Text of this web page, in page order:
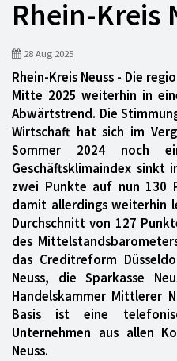
Rhein-Kreis
28 Aug 2025
Rhein-Kreis Neuss - Die
Mitte 2025 weiterhin in
Abwärtstrend. Die
Wirtschaft hat sich im
Sommer 2024 noch
Geschäftsklimaindex sinkt
zwei Punkte auf nun 130
damit allerdings weiterhin
Durchschnitt von 127
des
das Creditreform
Neuss, die Sparkasse
Handelskammer Mittlerer
Basis ist eine
Unternehmen aus allen
Neuss.